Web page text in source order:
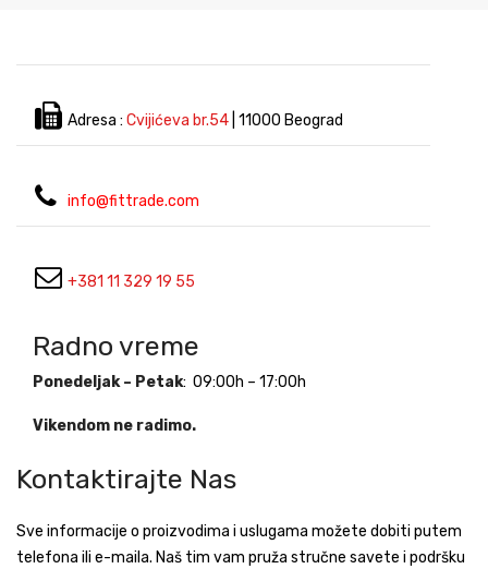
Kontakt
Adresa : Cvijićeva br.54 | 11000 Beograd
info@fittrade.com
+381 11 329 19 55
Radno vreme
Ponedeljak – Petak: 09:00h – 17:00h
Vikendom ne radimo.
Kontaktirajte Nas
Sve informacije o proizvodima i uslugama možete dobiti putem
telefona ili e-maila. Naš tim vam pruža stručne savete i podršku